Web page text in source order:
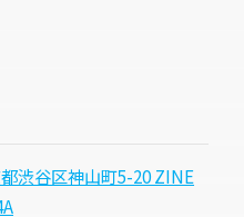
渋谷区神山町5-20 ZINE